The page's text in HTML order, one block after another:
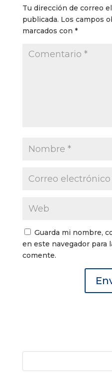
Tu dirección de correo
publicada. Los campos
marcados con *
Guarda mi nombre,
en este navegador para
comente.